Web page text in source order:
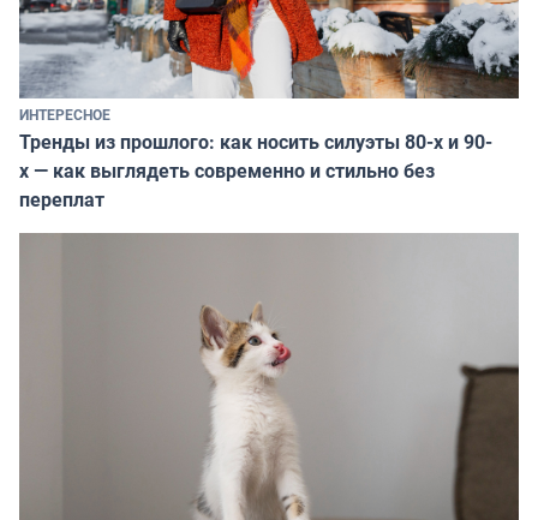
ИНТЕРЕСНОЕ
Тренды из прошлого: как носить силуэты 80-х и 90-
х — как выглядеть современно и стильно без
переплат